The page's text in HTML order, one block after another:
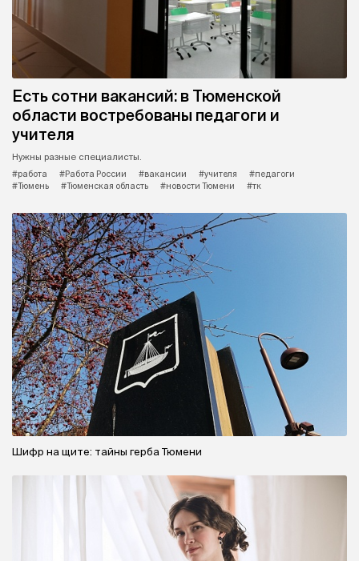
Есть сотни вакансий: в Тюменской
области востребованы педагоги и
учителя
Нужны разные специалисты.
#работа
#Работа России #вакансии #учителя
#педагоги
#Тюмень
#Тюменская область #новости Тюмени #тк
Шифр на щите: тайны герба Тюмени